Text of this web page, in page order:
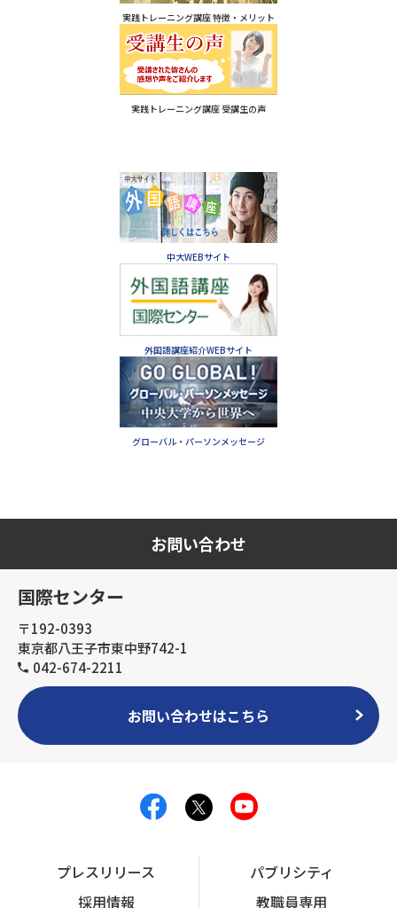
実践トレーニング講座 特徴・メリット
実践トレーニング講座 受講生の声
中大WEBサイト
外国語講座紹介WEBサイト
グローバル・パーソンメッセージ
お問い合わせ
国際センター
〒192-0393
東京都八王子市東中野742-1
042-674-2211
お問い合わせはこちら
プレスリリース
パブリシティ
採用情報
教職員専用